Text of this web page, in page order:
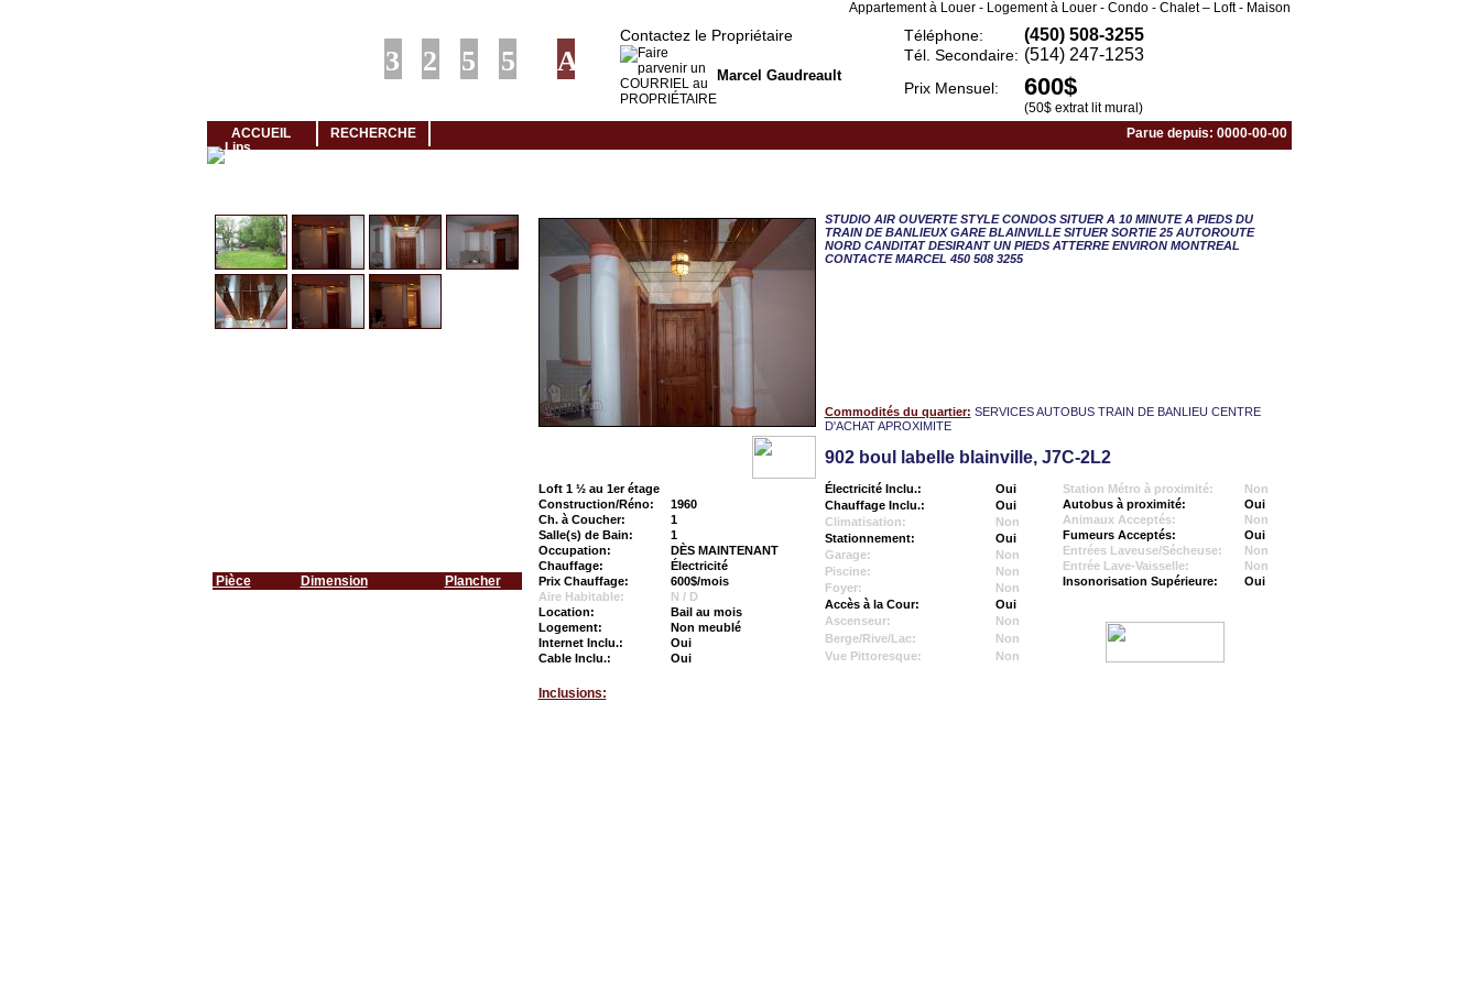
Appartement à Louer - Logement à Louer - Condo - Chalet – Loft - Maison
Contactez le Propriétaire
Marcel Gaudreault
Téléphone: (450) 508-3255
Tél. Secondaire: (514) 247-1253
Prix Mensuel: 600$
(50$ extrat lit mural)
ACCUEIL
RECHERCHE Parue depuis: 0000-00-00
Pièce Dimension Plancher
STUDIO AIR OUVERTE STYLE CONDOS SITUER A 10 MINUTE A PIEDS DU
TRAIN DE BANLIEUX GARE BLAINVILLE SITUER SORTIE 25 AUTOROUTE
NORD CANDITAT DESIRANT UN PIEDS ATTERRE ENVIRON MONTREAL
CONTACTE MARCEL 450 508 3255
Commodités du quartier: SERVICES AUTOBUS TRAIN DE BANLIEU CENTRE
D'ACHAT APROXIMITE
902 boul labelle blainville, J7C-2L2
Loft 1 ½ au 1er étage
Construction/Réno:
1960
Ch. à Coucher:
1
Salle(s) de Bain:
1
Occupation:
DÈS MAINTENANT
Chauffage:
Électricité
Prix Chauffage:
600$/mois
Aire Habitable:
N / D
Location:
Bail au mois
Logement:
Non meublé
Internet Inclu.:
Oui
Cable Inclu.:
Oui
Électricité Inclu.:
Oui
Chauffage Inclu.:
Oui
Climatisation:
Non
Stationnement:
Oui
Garage:
Non
Piscine:
Non
Foyer:
Non
Accès à la Cour:
Oui
Ascenseur:
Non
Berge/Rive/Lac:
Non
Vue Pittoresque:
Non
Station Métro à proximité:
Non
Autobus à proximité:
Oui
Animaux Acceptés:
Non
Fumeurs Acceptés:
Oui
Entrées Laveuse/Sécheuse:
Non
Entrée Lave-Vaisselle:
Non
Insonorisation Supérieure:
Oui
Inclusions: